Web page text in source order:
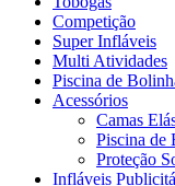
Competição
Super Infláveis
Multi Atividades
Piscina de
Acessórios
Camas
Piscina de
Proteção
Infláveis